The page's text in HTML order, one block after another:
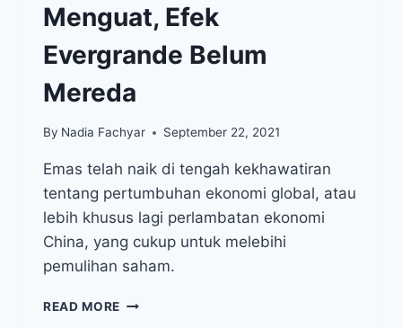
Menguat, Efek
Evergrande Belum
Mereda
By Nadia Fachyar September 22, 2021
Emas telah naik di tengah kekhawatiran
tentang pertumbuhan ekonomi global, atau
lebih khusus lagi perlambatan ekonomi
China, yang cukup untuk melebihi
pemulihan saham.
READ MORE HARGA